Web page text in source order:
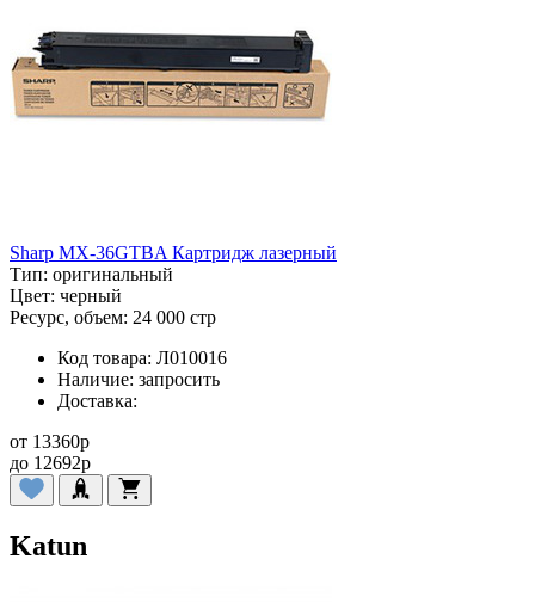
Sharp MX-36GTBA Картридж лазерный
Тип: оригинальный
Цвет: черный
Ресурс, объем: 24 000 стр
Код товара: Л010016
Наличие: запросить
Доставка:
от 13360p
до 12692p
Katun